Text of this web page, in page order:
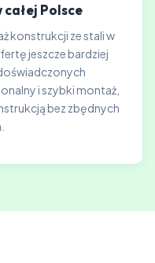
Polsce
konstrukcji ze stali w
jeszcze bardziej
i szybki montaż,
bez zbędnych